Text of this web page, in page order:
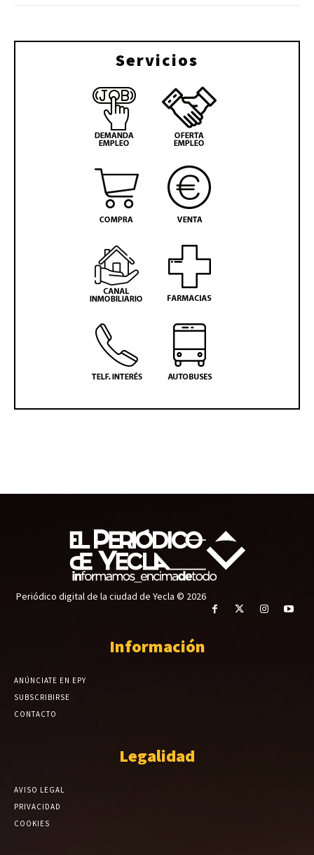
Servicios
Periódico digital de la ciudad de Yecla © 2026
Información
ANÚNCIATE EN EPY
SUBSCRIBIRSE
CONTACTO
Legalidad
AVISO LEGAL
PRIVACIDAD
COOKIES